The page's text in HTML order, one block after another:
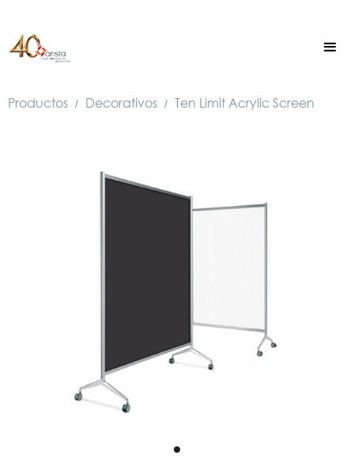
Productos / Decorativos / Ten Limit Acrylic Screen